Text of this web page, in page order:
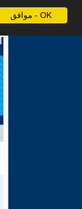
موافق - OK